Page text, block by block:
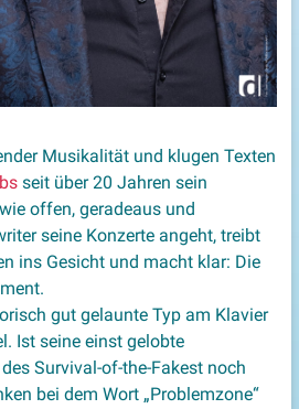
Musikalität und klugen Texten
seit über 20 Jahren sein
offen, geradeaus und
seine Konzerte angeht, treibt
ins Gesicht und macht klar: Die
gut gelaunte Typ am Klavier
Ist seine einst gelobte
Survival-of-the-Fakest noch
bei dem Wort „Problemzone“